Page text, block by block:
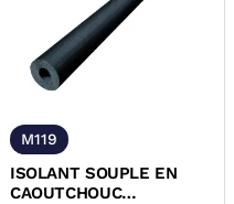
M119
ISOLANT SOUPLE EN
CAOUTCHOUC